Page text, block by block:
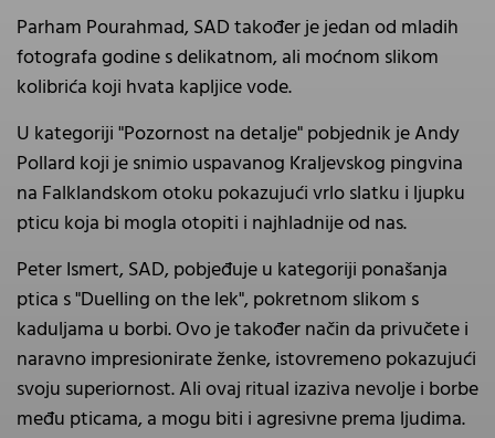
Parham Pourahmad, SAD također je jedan od mladih
fotografa godine s delikatnom, ali moćnom slikom
kolibrića koji hvata kapljice vode.
U kategoriji "Pozornost na detalje" pobjednik je Andy
Pollard koji je snimio uspavanog Kraljevskog pingvina
na Falklandskom otoku pokazujući vrlo slatku i ljupku
pticu koja bi mogla otopiti i najhladnije od nas.
Peter Ismert, SAD, pobjeđuje u kategoriji ponašanja
ptica s "Duelling on the lek", pokretnom slikom s
kaduljama u borbi. Ovo je također način da privučete i
naravno impresionirate ženke, istovremeno pokazujući
svoju superiornost. Ali ovaj ritual izaziva nevolje i borbe
među pticama, a mogu biti i agresivne prema ljudima.